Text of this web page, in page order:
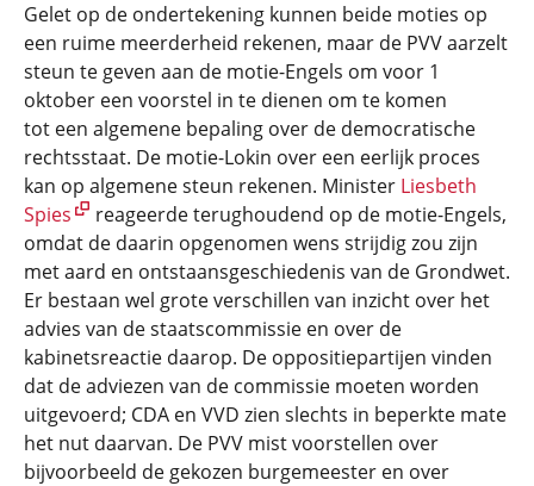
Gelet op de ondertekening kunnen beide moties op
een ruime meerderheid rekenen, maar de PVV aarzelt
steun te geven aan de motie-Engels om voor 1
oktober een voorstel in te dienen om te komen
tot een algemene bepaling over de democratische
rechtsstaat. De motie-Lokin over een eerlijk proces
kan op algemene steun rekenen. Minister Liesbeth
Spies
reageerde terughoudend op de motie-Engels,
omdat de daarin opgenomen wens strijdig zou zijn
met aard en ontstaansgeschiedenis van de Grondwet.
Er bestaan wel grote verschillen van inzicht over het
advies van de staatscommissie en over de
kabinetsreactie daarop. De oppositiepartijen vinden
dat de adviezen van de commissie moeten worden
uitgevoerd; CDA en VVD zien slechts in beperkte mate
het nut daarvan. De PVV mist voorstellen over
bijvoorbeeld de gekozen burgemeester en over